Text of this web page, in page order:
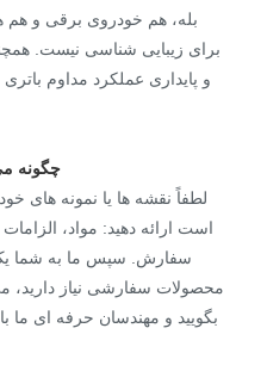
بله، هم خودروی برقی و
برای زیبایی شناسی نیست.
و پایداری عملکرد مداوم
چگونه
لطفاً نقشه ها یا نمونه های
است ارائه دهید: مواد،
سفارش. سپس ما به شما یک
محصولات سفارشی نیاز دارید،
بگویید و مهندسان حرفه ای ما